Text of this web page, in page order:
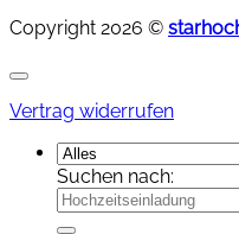
Copyright 2026 ©
Vertrag widerrufen
Suchen nach: